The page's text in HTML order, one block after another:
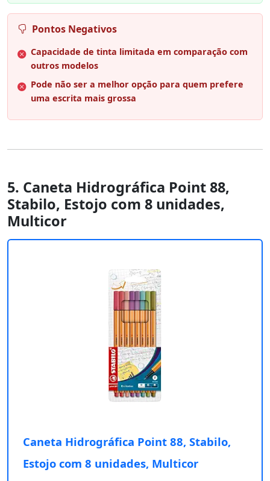
Pontos Negativos
Capacidade de tinta limitada em comparação com
outros modelos
Pode não ser a melhor opção para quem prefere
uma escrita mais grossa
5. Caneta Hidrográfica Point 88,
Stabilo, Estojo com 8 unidades,
Multicor
Caneta Hidrográfica Point 88, Stabilo,
Estojo com 8 unidades, Multicor